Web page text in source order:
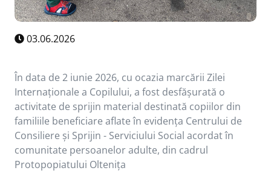
03.06.2026
În data de 2 iunie 2026, cu ocazia marcării Zilei
Internaționale a Copilului, a fost desfășurată o
activitate de sprijin material destinată copiilor din
familiile beneficiare aflate în evidența Centrului de
Consiliere și Sprijin - Serviciului Social acordat în
comunitate persoanelor adulte, din cadrul
Protopopiatului Oltenița